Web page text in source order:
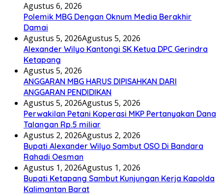
Agustus 6, 2026
Polemik MBG Dengan Oknum Media Berakhir
Damai
Agustus 5, 2026Agustus 5, 2026
Alexander Wilyo Kantongi SK Ketua DPC Gerindra
Ketapang
Agustus 5, 2026
ANGGARAN MBG HARUS DIPISAHKAN DARI
ANGGARAN PENDIDIKAN
Agustus 5, 2026Agustus 5, 2026
Perwakilan Petani Koperasi MKP Pertanyakan Dana
Talangan Rp.5 miliar
Agustus 2, 2026Agustus 2, 2026
Bupati Alexander Wilyo Sambut OSO Di Bandara
Rahadi Oesman
Agustus 1, 2026Agustus 1, 2026
Bupati Ketapang Sambut Kunjungan Kerja Kapolda
Kalimantan Barat